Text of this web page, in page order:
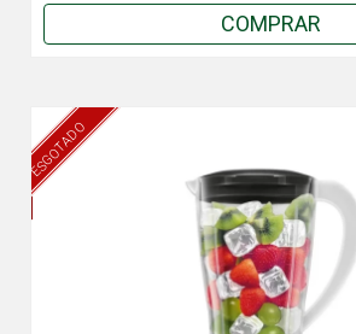
COMPRAR
ESGOTADO